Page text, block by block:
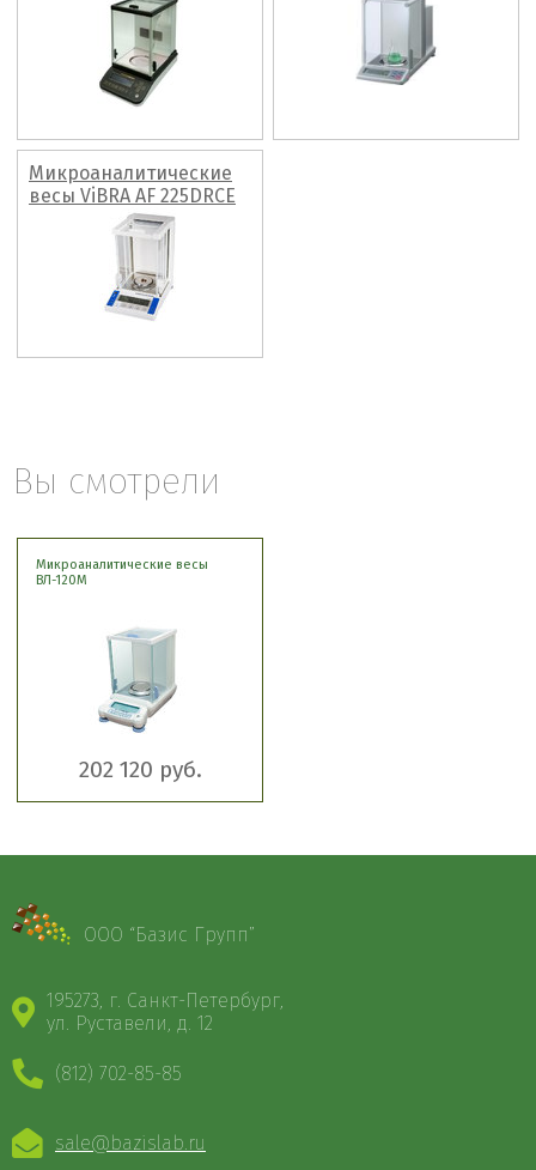
Микроаналитические
весы ViBRA AF 225DRCE
Вы смотрели
Микроаналитические весы
ВЛ-120М
202 120 руб.
ООО “Базис Групп”
195273, г. Санкт-Петербург,
ул. Руставели, д. 12
(812) 702-85-85
sale@bazislab.ru